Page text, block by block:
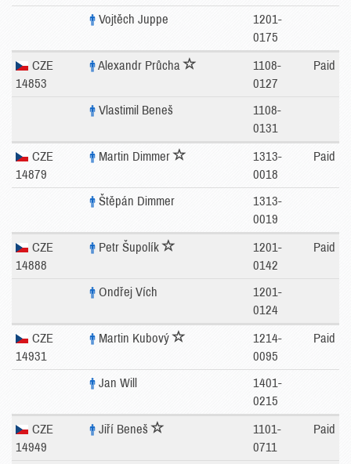
Vojtěch Juppe
1201-
0175
CZE
14853
Alexandr Průcha
1108-
0127
Paid
Vlastimil Beneš
1108-
0131
CZE
14879
Martin Dimmer
1313-
0018
Paid
Štěpán Dimmer
1313-
0019
CZE
14888
Petr Šupolík
1201-
0142
Paid
Ondřej Vích
1201-
0124
CZE
14931
Martin Kubový
1214-
0095
Paid
Jan Will
1401-
0215
CZE
14949
Jiří Beneš
1101-
0711
Paid